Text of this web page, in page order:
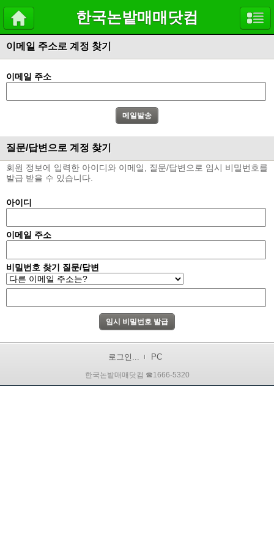
한국논밭매매닷컴
이메일 주소로 계정 찾기
이메일 주소
질문/답변으로 계정 찾기
회원 정보에 입력한 아이디와 이메일, 질문/답변으로 임시 비밀번호를
발급 받을 수 있습니다.
아이디
이메일 주소
비밀번호 찾기 질문/답변
로그인... PC
한국논밭매매닷컴 ☎1666-5320